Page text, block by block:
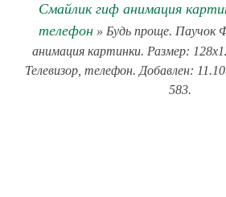
Смайлик гиф анимация
телефон» Будь проще. Паучок
анимация картинки. Размер:
Телевизор, телефон. Добавлен:
583.